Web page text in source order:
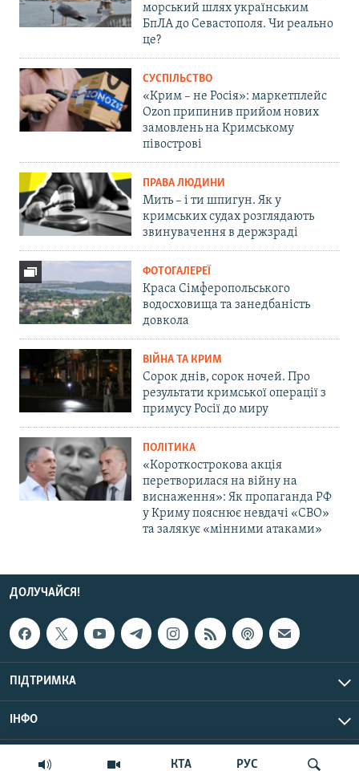
КТА РУС
морський шлях українським
БпЛА до Севастополя. Чи реально
це?
СУСПІЛЬСТВО
«Крим – не Росія»: маркетплейс
Ozon припинив прийом нових
замовлень на Кримському
півострові
ПРАВА ЛЮДИНИ
Мить – і ти шпигун. Як у
кримських судах розглядають
звинувачення в держзраді
ФОТОГАЛЕРЕЇ
Краса Сімферопольського
водосховища та занедбаність
довкола
ВІЙНА ТА КРИМ
Сорок днів, сорок ночей. Про
результати кримської операції з
примусу Росії до миру
ПОЛІТИКА
«Короткострокова акція
перетворилася на війну на
виснаження»: Як пропаганда РФ
у Криму пояснює невдачі «СВО»
та залякує «мінними атаками»
ДОЛУЧАЙСЯ!
ПІДТРИМКА
ІНФО
© Крим.Реалії, 2026 | Усі права застережено.